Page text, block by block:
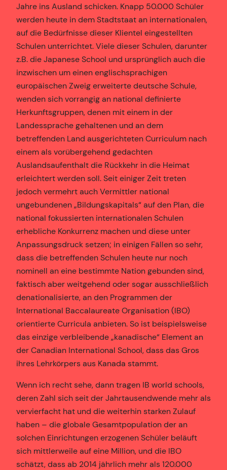
Jahre ins Ausland schicken. Knapp 50.000 Schüler
werden heute in dem Stadtstaat an internationalen,
auf die Bedürfnisse dieser Klientel eingestellten
Schulen unterrichtet. Viele dieser Schulen, darunter
z.B. die Japanese School und ursprünglich auch die
inzwischen um einen englischsprachigen
europäischen Zweig erweiterte deutsche Schule,
wenden sich vorrangig an national definierte
Herkunftsgruppen, denen mit einem in der
Landessprache gehaltenen und an dem
betreffenden Land ausgerichteten Curriculum nach
einem als vorübergehend gedachten
Auslandsaufenthalt die Rückkehr in die Heimat
erleichtert werden soll. Seit einiger Zeit treten
jedoch vermehrt auch Vermittler national
ungebundenen „Bildungskapitals“ auf den Plan, die
national fokussierten internationalen Schulen
erhebliche Konkurrenz machen und diese unter
Anpassungsdruck setzen; in einigen Fällen so sehr,
dass die betreffenden Schulen heute nur noch
nominell an eine bestimmte Nation gebunden sind,
faktisch aber weitgehend oder sogar ausschließlich
denationalisierte, an den Programmen der
International Baccalaureate Organisation (IBO)
orientierte Curricula anbieten. So ist beispielsweise
das einzige verbleibende „kanadische“ Element an
der Canadian International School, dass das Gros
ihres Lehrkörpers aus Kanada stammt.
Wenn ich recht sehe, dann tragen IB world schools,
deren Zahl sich seit der Jahrtausendwende mehr als
vervierfacht hat und die weiterhin starken Zulauf
haben – die globale Gesamtpopulation der an
solchen Einrichtungen erzogenen Schüler beläuft
sich mittlerweile auf eine Million, und die IBO
schätzt, dass ab 2014 jährlich mehr als 120.000